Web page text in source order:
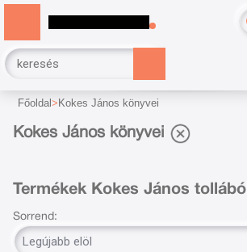
Főoldal Kokes János könyvei
Kokes János könyvei
Termékek Kokes János tollából
Sorrend: